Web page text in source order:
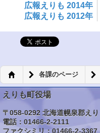
広報えりも 2014年
広報えりも 2012年
各課のページ
えりも町役場
〒058-0292 北海道幌泉郡え
電話：01466-2-2111
ファクシミリ：01466-2-3367